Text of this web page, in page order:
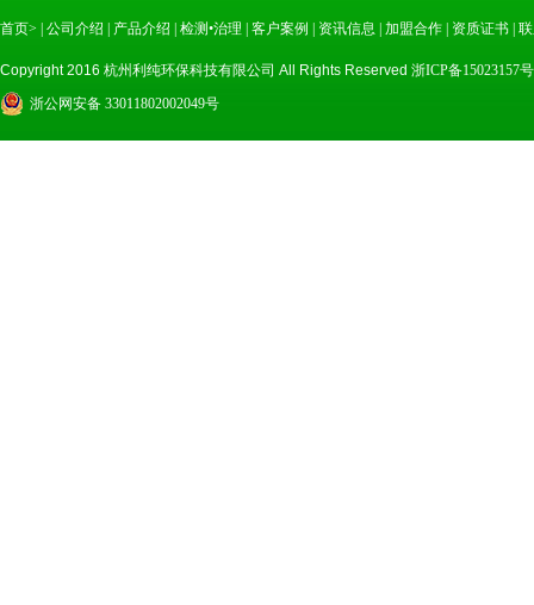
首页> 公司介绍 产品介绍 检测•治理 客户案例 资讯信息 加盟合作 资质证书
Copyright 2016 杭州利纯环保科技有限公司 All Rights Reserved 浙ICP备15023157
浙公网安备 33011802002049号